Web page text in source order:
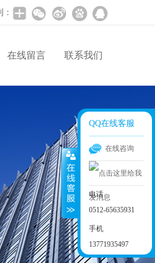
在线留言 联系我们
QQ在线客服
在线咨询
电话
0512-65635931
手机
13771935497